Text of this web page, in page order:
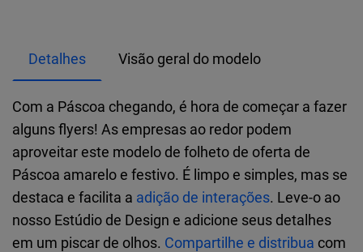
Detalhes Visão geral do modelo
Com a Páscoa chegando, é hora de começar a fazer
alguns flyers! As empresas ao redor podem
aproveitar este modelo de folheto de oferta de
Páscoa amarelo e festivo. É limpo e simples, mas se
destaca e facilita a adição de interações. Leve-o ao
nosso Estúdio de Design e adicione seus detalhes
em um piscar de olhos. Compartilhe e distribua com